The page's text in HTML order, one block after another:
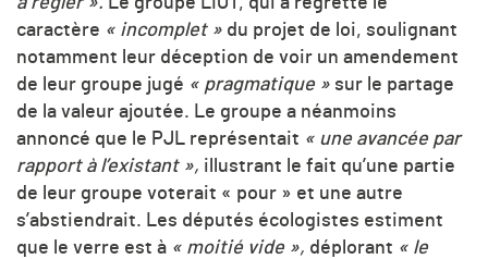
caractère « incomplet » du projet de loi, soulignant
notamment leur déception de voir un amendement
de leur groupe jugé « pragmatique » sur le partage
de la valeur ajoutée. Le groupe a néanmoins
annoncé que le PJL représentait « une avancée par
rapport à l’existant », illustrant le fait qu’une partie
de leur groupe voterait « pour » et une autre
s’abstiendrait. Les députés écologistes estiment
que le verre est à « moitié vide », déplorant « le